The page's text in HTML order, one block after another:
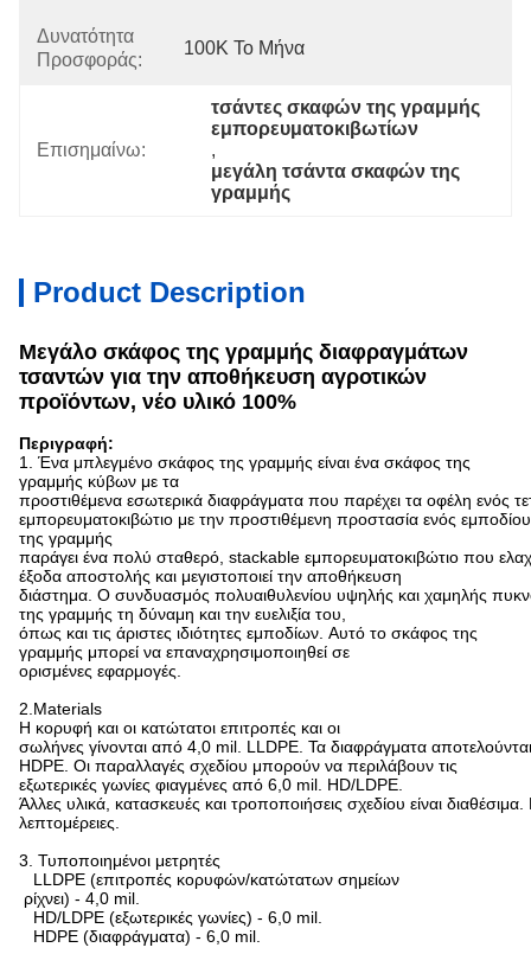
Δυνατότητα
Προσφοράς:
100K Το Μήνα
Επισημαίνω:
τσάντες σκαφών της γραμμής
εμπορευματοκιβωτίων
,
μεγάλη τσάντα σκαφών της
γραμμής
Product Description
Μεγάλο σκάφος της γραμμής διαφραγμάτων
τσαντών για την αποθήκευση αγροτικών
προϊόντων, νέο υλικό 100%
Περιγραφή:
1. Ένα μπλεγμένο σκάφος της γραμμής είναι ένα σκάφος της
γραμμής κύβων με τα
προστιθέμενα εσωτερικά διαφράγματα που παρέχει τα οφέλη ενός
εμπορευματοκιβώτιο με την προστιθέμενη προστασία ενός
της γραμμής
παράγει ένα πολύ σταθερό, stackable εμπορευματοκιβώτιο που
έξοδα αποστολής και μεγιστοποιεί την αποθήκευση
διάστημα. Ο συνδυασμός πολυαιθυλενίου υψηλής και χαμηλής
της γραμμής τη δύναμη και την ευελιξία του,
όπως και τις άριστες ιδιότητες εμποδίων. Αυτό το σκάφος της
γραμμής μπορεί να επαναχρησιμοποιηθεί σε
ορισμένες εφαρμογές.
2.Materials
Η κορυφή και οι κατώτατοι επιτροπές και οι
σωλήνες γίνονται από 4,0 mil. LLDPE. Τα διαφράγματα
HDPE. Οι παραλλαγές σχεδίου μπορούν να περιλάβουν τις
εξωτερικές γωνίες φιαγμένες από 6,0 mil. HD/LDPE.
Άλλες υλικά, κατασκευές και τροποποιήσεις σχεδίου είναι
λεπτομέρειες.
3. Τυποποιημένοι μετρητές
LLDPE (επιτροπές κορυφών/κατώτατων σημείων
ρίχνει) - 4,0 mil.
HD/LDPE (εξωτερικές γωνίες) - 6,0 mil.
HDPE (διαφράγματα) - 6,0 mil.